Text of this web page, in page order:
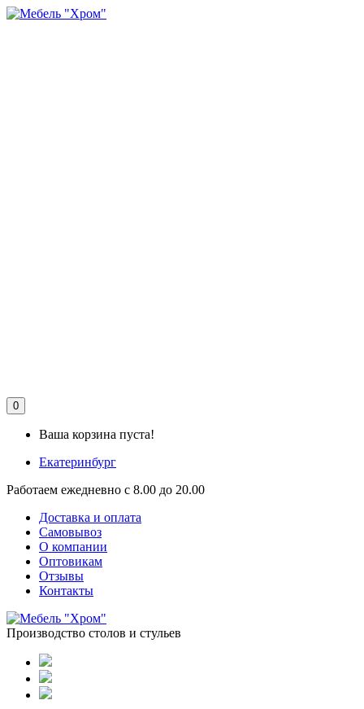
0
Ваша корзина пуста!
Екатеринбург
Работаем ежедневно с 8.00 до 20.00
Доставка и оплата
Самовывоз
О компании
Оптовикам
Отзывы
Контакты
Производство столов и стульев